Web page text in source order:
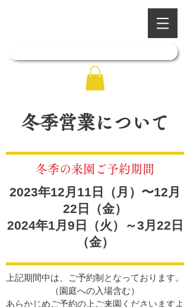
冬季営業について
冬季の来園ご予約期間
2023年12月11日（月）〜12 月
22日（金）
2024年1月9日（火）～3月22日
（金）
上記期間中は、ご予約制となっております。
（園庭への入場含む）
あらかじめご予約の上ご来園くださいますよ